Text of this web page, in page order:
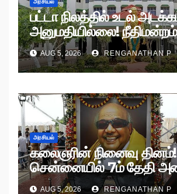
பட்டா நிலத்தில் உடல்
அனுமதியில்லை! நீதிமன்றம்
உத்தரவு!
AUG 5, 2026 RENGANATHAN P
அரசியல்
கலைஞரின் நினைவு தினம்!
சென்னையில் 7ம் தேதி
பேரணி!
AUG 5, 2026 RENGANATHAN P